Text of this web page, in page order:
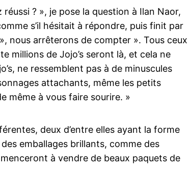
? », je pose la question à Ilan Naor,
s’il hésitait à répondre, puis finit par
nous arrêterons de compter ». Tous ceux
millions de Jojo’s seront là, et cela ne
ne ressemblent pas à de minuscules
attachants, même les petits
même à vous faire sourire. »
deux d’entre elles ayant la forme
emballages brillants, comme des
à vendre de beaux paquets de